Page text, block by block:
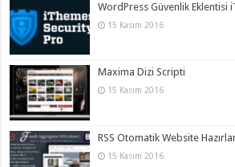
WordPress Güvenlik Eklentisi
15 Kasım 2016
Maxima Dizi Scripti
15 Kasım 2016
RSS Otomatik Website
15 Kasım 2016